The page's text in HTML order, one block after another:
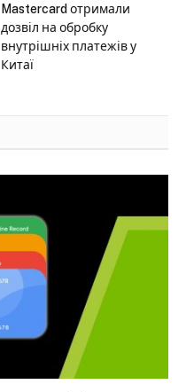
Mastercard отримали
дозвіл на обробку
внутрішніх платежів у
Китаї